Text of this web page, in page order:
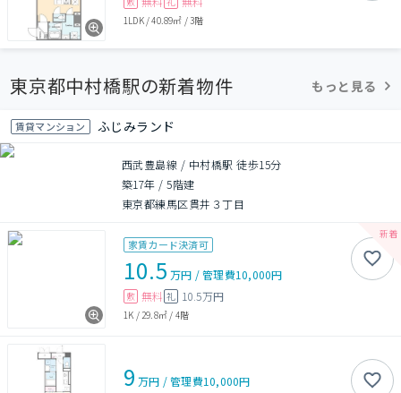
1LDK/40.89㎡ /3階
東京都中村橋駅の新着物件 もっと見る
賃貸マンション ふじみランド
西武豊島線 / 中村橋駅 徒歩15分
築17年 /5階建
東京都練馬区貫井３丁目
家賃カード決済可
10.5 万円 /管理費10,000円
敷 無料 礼 10.5万円
1K /29.8㎡ / 4階
9 万円 /管理費10,000円